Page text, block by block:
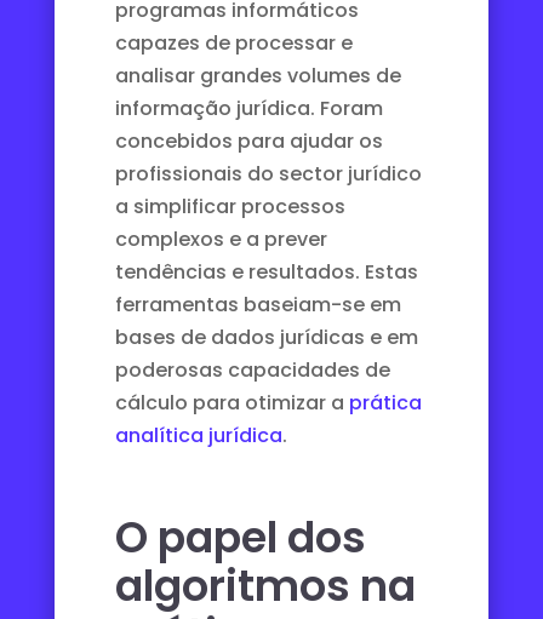
programas informáticos
capazes de processar e
analisar grandes volumes de
informação jurídica. Foram
concebidos para ajudar os
profissionais do sector jurídico
a simplificar processos
complexos e a prever
tendências e resultados. Estas
ferramentas baseiam-se em
bases de dados jurídicas e em
poderosas capacidades de
cálculo para otimizar a prática
analítica jurídica.
O papel dos
algoritmos na